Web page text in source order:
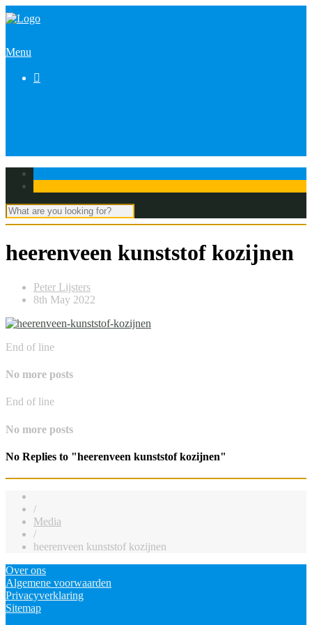
Menu

heerenveen kunststof kozijnen
Peter Lijsters
8th May 2022
End of line
No more posts
End of line
No more posts
No Replies to "heerenveen kunststof kozijnen"
/
Media
/
heerenveen kunststof kozijnen
Over ons
Algemene voorwaarden
Privacyverklaring
Sitemap